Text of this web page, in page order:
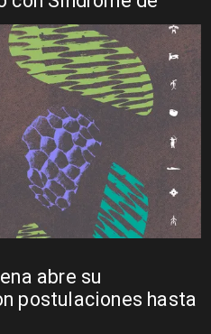
abre su
postulaciones hasta